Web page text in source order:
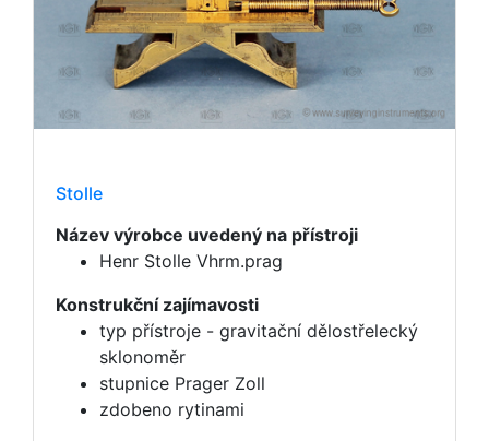
Stolle
Název výrobce uvedený na přístroji
Henr Stolle Vhrm.prag
Konstrukční zajímavosti
typ přístroje - gravitační dělostřelecký
sklonoměr
stupnice Prager Zoll
zdobeno rytinami